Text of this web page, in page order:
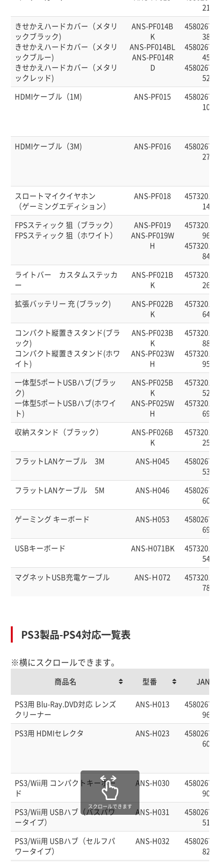
21
きせかえハードカバー（メタリ
ックブラック)
きせかえハードカバー（メタリ
ックブルー)
きせかえハードカバー（メタリ
ックレッド)
ANS-PF014B
K
ANS-PF014BL
ANS-PF014R
D
38
45
52
HDMIケーブル（1M)
ANS-PF015
10
HDMIケーブル（3M) ANS-PF016
27
スロートマイクイヤホン
（ゲーミングエディション）
ANS-PF018
14
FPSスティック 狙（ブラック）
FPSスティック 狙（ホワイト）
ANS-PF019
ANS-PF019W
H
96
84
ライトバー カスタムステッカ
ー
ANS-PF021B
K
26
拡張バッテリー 充 (ブラック)
ANS-PF022B
K
64
コンパクト縦置きスタンド(ブラ
ック)
コンパクト縦置きスタンド(ホワ
イト)
ANS-PF023B
K
ANS-PF023W
H
88
95
一体型5ポートUSBハブ(ブラッ
ク)
一体型5ポートUSBハブ(ホワイ
ト)
ANS-PF025B
K
ANS-PF025W
H
52
69
収納スタンド（ブラック）
ANS-PF026B
K
25
フラットLANケーブル 3M
ANS-H045
53
フラットLANケーブル 5M
ANS-H046
60
ゲーミング キーボード
ANS-H053
69
USBキーボード
ANS-H071BK
54
マグネットUSB充電ケーブル
ANS-Ｈ072
78
PS3製品-PS4対応一覧表
※横にスクロールできます。
商品名 型番
JAN
商品名
型番 JAN
PS3用 Blu-Ray.DVD対応 レンズ
クリーナー
ANS-H013
96
PS3用 HDMIセレクタ
ANS-H023
60
PS3/Wii用 コンパクトキーボー
ド
ANS-H030
90
PS3/Wii用 USBハブ（バスパワ
ータイプ）
ANS-H031
51
PS3/Wii用 USBハブ（セルフパ
ワータイプ）
ANS-H032
82
スクロールできます